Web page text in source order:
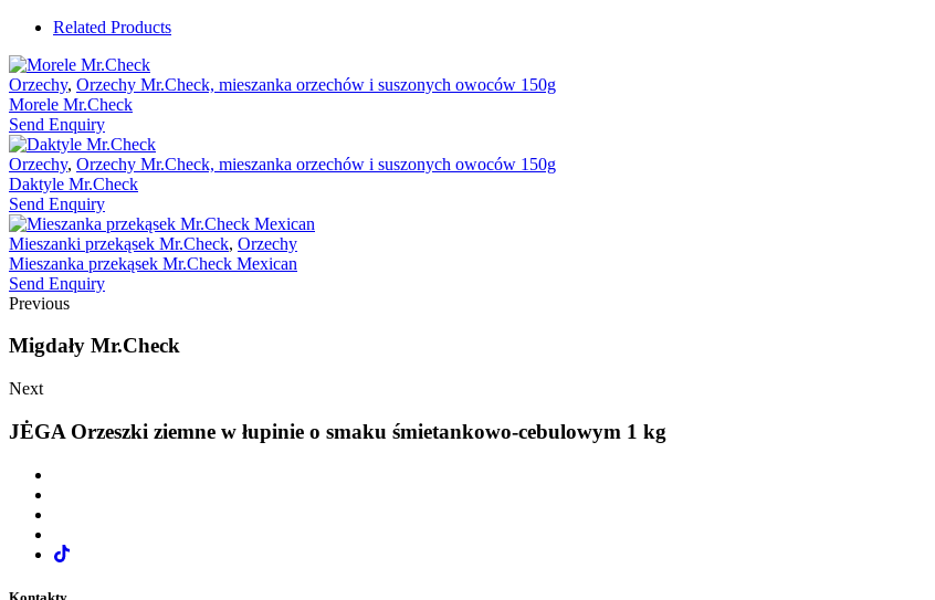
Related Products
Orzechy, Orzechy Mr.Check, mieszanka orzechów i suszonych owoców 150g
Morele Mr.Check
Send Enquiry
Orzechy, Orzechy Mr.Check, mieszanka orzechów i suszonych owoców 150g
Daktyle Mr.Check
Send Enquiry
Mieszanki przekąsek Mr.Check, Orzechy
Mieszanka przekąsek Mr.Check Mexican
Send Enquiry
Previous
Migdały Mr.Check
Next
JĖGA Orzeszki ziemne w łupinie o smaku śmietankowo-cebulowym 1 kg